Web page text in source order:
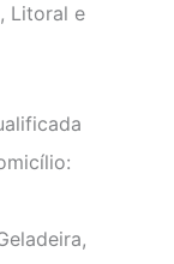
Litoral e